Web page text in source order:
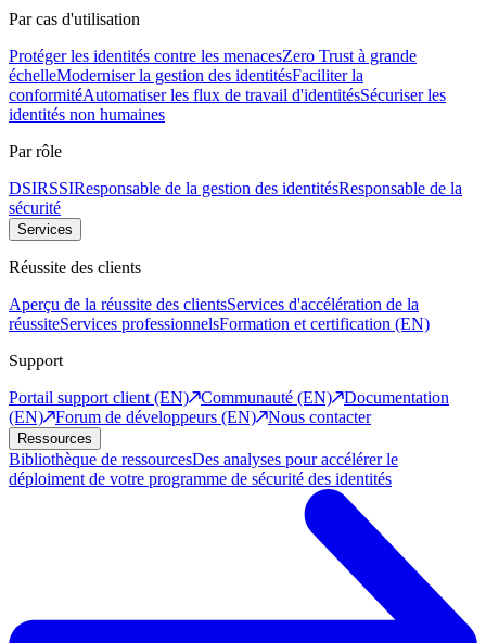
Par cas d'utilisation
Protéger les identités contre les menacesZero Trust à grande
échelleModerniser la gestion des identitésFaciliter la
conformitéAutomatiser les flux de travail d'identitésSécuriser les
identités non humaines
Par rôle
DSIRSSIResponsable de la gestion des identitésResponsable de la
sécurité
Services
Réussite des clients
Aperçu de la réussite des clientsServices d'accélération de la
réussiteServices professionnelsFormation et certification (EN)
Support
Portail support client (EN)
Communauté (EN)
Documentation
(EN)
Forum de développeurs (EN) Nous contacter
Ressources
Bibliothèque de ressourcesDes analyses pour accélérer le
déploiment de votre programme de sécurité des identités